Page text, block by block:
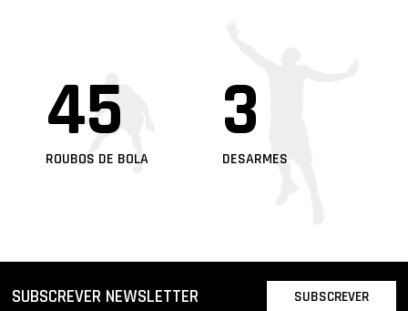
45
ROUBOS DE BOLA
3
DESARMES
SUBSCREVER NEWSLETTER SUBSCREVER